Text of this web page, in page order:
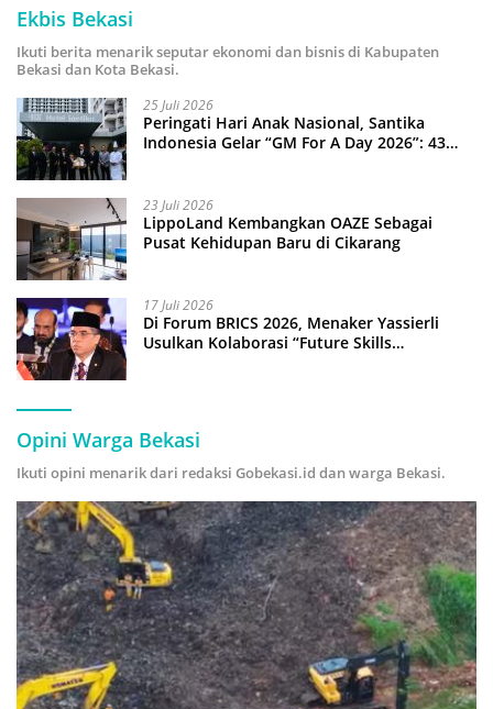
Ekbis Bekasi
Ikuti berita menarik seputar ekonomi dan bisnis di Kabupaten
Bekasi dan Kota Bekasi.
25 Juli 2026
Peringati Hari Anak Nasional, Santika
Indonesia Gelar “GM For A Day 2026”: 43
23 Juli 2026
LippoLand Kembangkan OAZE Sebagai
Pusat Kehidupan Baru di Cikarang
17 Juli 2026
Di Forum BRICS 2026, Menaker Yassierli
Usulkan Kolaborasi “Future Skills
Opini Warga Bekasi
Ikuti opini menarik dari redaksi Gobekasi.id dan warga Bekasi.